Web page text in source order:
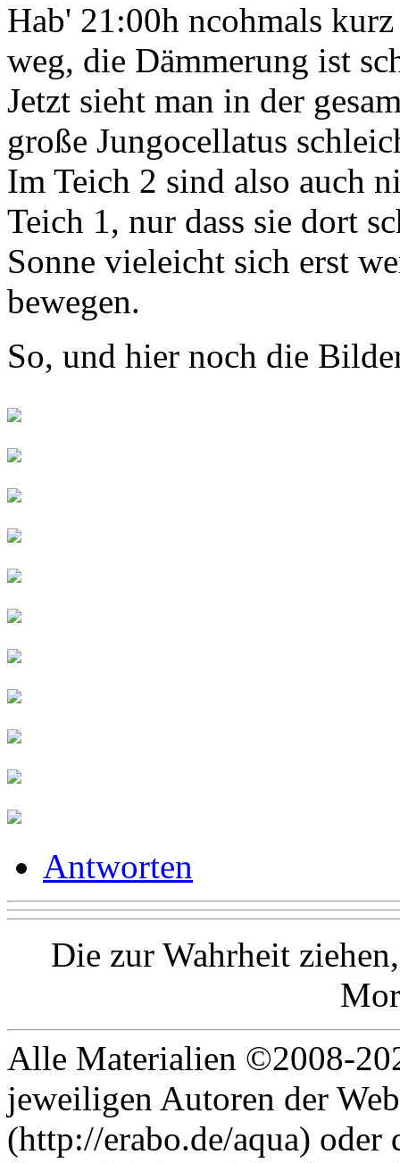
Hab' 21:00h ncohmals
weg, die Dämmerung ist
Jetzt sieht man in der
große Jungocellatus
Im Teich 2 sind also auch
Teich 1, nur dass sie dort
Sonne vieleicht sich erst
bewegen.
So, und hier noch die
Antworten
Die zur Wahrheit
Alle Materialien ©2008-
jeweiligen Autoren der
(http://erabo.de/aqua) oder